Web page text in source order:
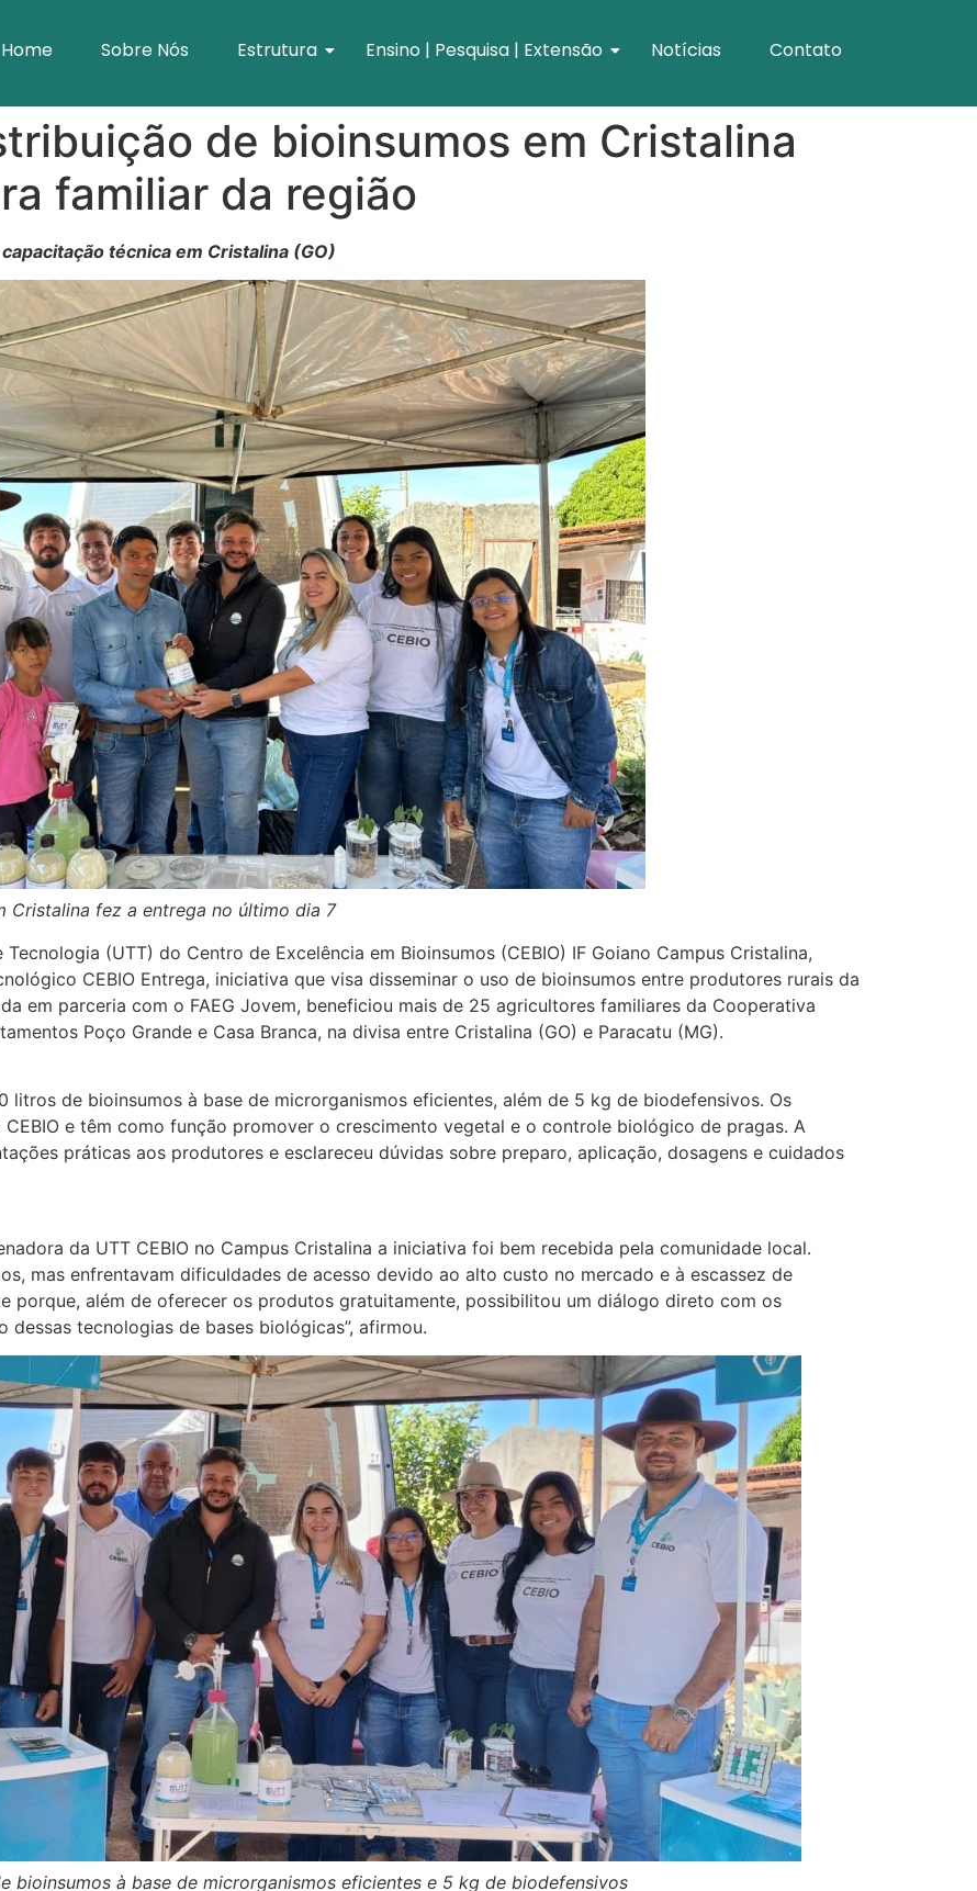
Home Sobre Nós Estrutura Ensino | Pesquisa | Extensão Notícias Contato
de bioinsumos em Cristalina
familiar da região
técnica em Cristalina (GO)
Cristalina fez a entrega no último dia 7
(UTT) do Centro de Excelência em Bioinsumos (CEBIO) IF Goiano Campus Cristalina,
CEBIO Entrega, iniciativa que visa disseminar o uso de bioinsumos entre produtores rurais da
em parceria com o FAEG Jovem, beneficiou mais de 25 agricultores familiares da Cooperativa
Poço Grande e Casa Branca, na divisa entre Cristalina (GO) e Paracatu (MG).
litros de bioinsumos à base de microrganismos eficientes, além de 5 kg de biodefensivos. Os
e têm como função promover o crescimento vegetal e o controle biológico de pragas. A
práticas aos produtores e esclareceu dúvidas sobre preparo, aplicação, dosagens e cuidados
da UTT CEBIO no Campus Cristalina a iniciativa foi bem recebida pela comunidade local.
mas enfrentavam dificuldades de acesso devido ao alto custo no mercado e à escassez de
porque, além de oferecer os produtos gratuitamente, possibilitou um diálogo direto com os
tecnologias de bases biológicas”, afirmou.
bioinsumos à base de microrganismos eficientes e 5 kg de biodefensivos